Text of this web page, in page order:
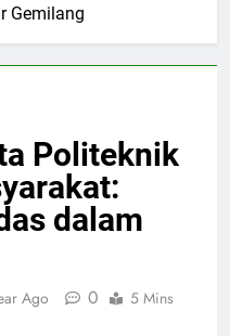
Gemilang
Politeknik
dalam
Ago 0 5 Mins